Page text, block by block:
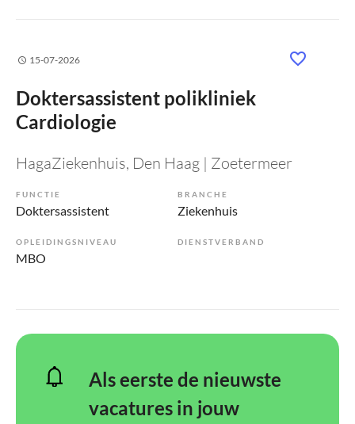
15-07-2026
Doktersassistent polikliniek
Cardiologie
HagaZiekenhuis, Den Haag | Zoetermeer
FUNCTIE
Doktersassistent
BRANCHE
Ziekenhuis
OPLEIDINGSNIVEAU
MBO
DIENSTVERBAND
Als eerste de nieuwste
vacatures in jouw